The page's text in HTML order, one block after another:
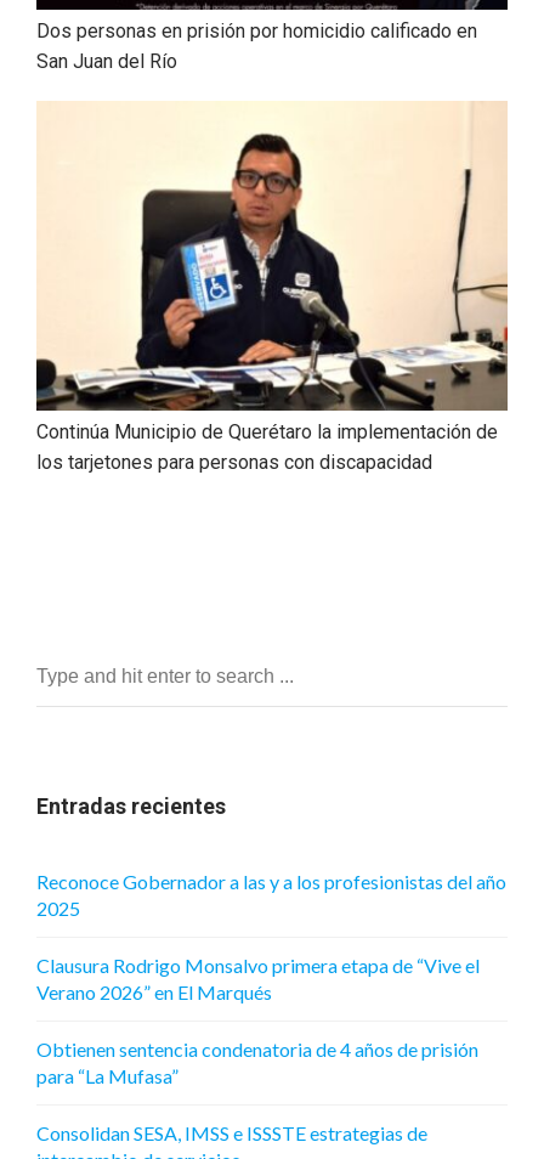
Dos personas en prisión por homicidio calificado en
San Juan del Río
Continúa Municipio de Querétaro la implementación de
los tarjetones para personas con discapacidad
Entradas recientes
Reconoce Gobernador a las y a los profesionistas del año
2025
Clausura Rodrigo Monsalvo primera etapa de “Vive el
Verano 2026” en El Marqués
Obtienen sentencia condenatoria de 4 años de prisión
para “La Mufasa”
Consolidan SESA, IMSS e ISSSTE estrategias de